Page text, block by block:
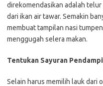
direkomendasikan adalah
dari ikan air tawar. Semakin
membuat tampilan nasi
menggugah selera makan.
Tentukan Sayuran
Selain harus memilih lauk dari